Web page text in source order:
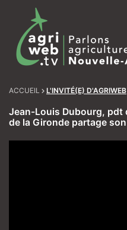
ACCUEIL L'INVITÉ(E) D'AGRIWEB
Jean-Louis Dubourg, pdt
de la Gironde partage